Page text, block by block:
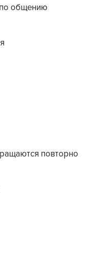
общению
повторно